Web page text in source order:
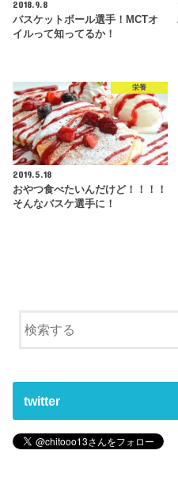
2018.9.8
バスケットボール選手！MCTオ
イルって知ってるか！
栄養
2019.5.18
おやつ食べたいんだけど！！！！
そんなバスケ選手に！
twitter